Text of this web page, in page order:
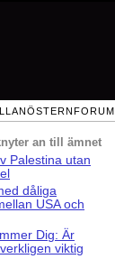
an till ämnet
Palestina utan
dåliga
USA och
Dig: Är
viktig